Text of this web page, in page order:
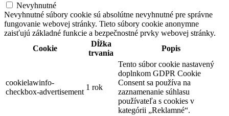
Nevyhnutné
Nevyhnutné súbory cookie sú absolútne nevyhnutné pre správne
fungovanie webovej stránky. Tieto súbory cookie anonymne
zaisťujú základné funkcie a bezpečnostné prvky webovej stránky.
Cookie
Dĺžka
trvania
Popis
cookielawinfo-
checkbox-advertisement
1 rok
Tento súbor cookie nastavený
doplnkom GDPR Cookie
Consent sa používa na
zaznamenanie súhlasu
používateľa s cookies v
kategórii „Reklamné“.